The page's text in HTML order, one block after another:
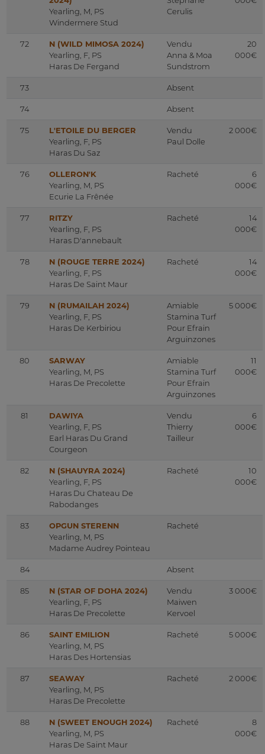
Yearling, M, PS
Windermere Stud
Cerulis
72
N (WILD MIMOSA 2024)
Yearling, F, PS
Haras De Fergand
Vendu
Anna & Moa
Sundstrom
20
000€
73 Absent
74 Absent
75
L'ETOILE DU BERGER
Yearling, F, PS
Haras Du Saz
Vendu
Paul Dolle
2 000€
76
OLLERON'K
Yearling, M, PS
Ecurie La Frênée
Racheté
6
000€
77
RITZY
Yearling, F, PS
Haras D'annebault
Racheté
14
000€
78
N (ROUGE TERRE 2024)
Yearling, F, PS
Haras De Saint Maur
Racheté
14
000€
79
N (RUMAILAH 2024)
Yearling, F, PS
Haras De Kerbiriou
Amiable
Stamina Turf
Pour Efrain
Arguinzones
5 000€
80
SARWAY
Yearling, M, PS
Haras De Precolette
Amiable
Stamina Turf
Pour Efrain
Arguinzones
11
000€
81
DAWIYA
Yearling, F, PS
Earl Haras Du Grand
Courgeon
Vendu
Thierry
Tailleur
6
000€
82
N (SHAUYRA 2024)
Yearling, F, PS
Haras Du Chateau De
Rabodanges
Racheté
10
000€
83
OPGUN STERENN
Yearling, M, PS
Madame Audrey Pointeau
Racheté
84 Absent
85
N (STAR OF DOHA 2024)
Yearling, F, PS
Haras De Precolette
Vendu
Maiwen
Kervoel
3 000€
86
SAINT EMILION
Yearling, M, PS
Haras Des Hortensias
Racheté 5 000€
87
SEAWAY
Yearling, M, PS
Haras De Precolette
Racheté 2 000€
88
N (SWEET ENOUGH 2024)
Yearling, M, PS
Haras De Saint Maur
Racheté
8
000€